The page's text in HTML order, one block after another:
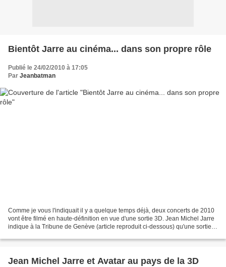
Bientôt Jarre au cinéma... dans son propre rôle
Publié le 24/02/2010 à 17:05
Par Jeanbatman
Comme je vous l'indiquait il y a quelque temps déjà, deux concerts de 2010
vont être filmé en haute-définition en vue d'une sortie 3D. Jean Michel Jarre
indique à la Tribune de Genève (article reproduit ci-dessous) qu'une sortie
Jean Michel Jarre et Avatar au pays de la 3D